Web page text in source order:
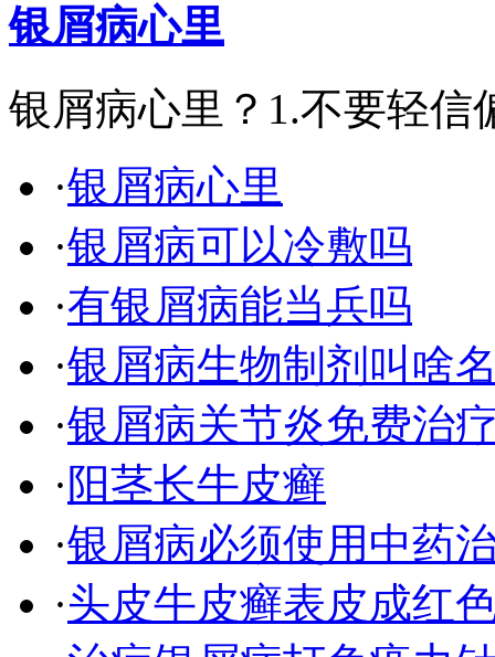
银屑病心里
银屑病心里？1.不要轻
·银屑病心里
·银屑病可以冷敷吗
·有银屑病能当兵吗
·银屑病生物制剂叫啥
·银屑病关节炎免费治
· 阳茎长牛皮癣
·银屑病必须使用中药
·头皮牛皮癣表皮成红